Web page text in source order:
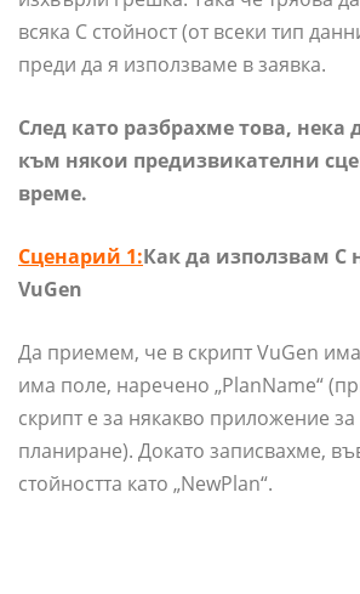
всяка C стойност (от всеки тип
преди да я използваме в заявка.
След като разбрахме това,
към някои предизвикателни
време.
Сценарий 1:Как да използвам C
VuGen
Да приемем, че в скрипт VuGen
има поле, наречено „PlanName“
скрипт е за някакво приложение
планиране). Докато записвахме,
стойността като „NewPlan“.